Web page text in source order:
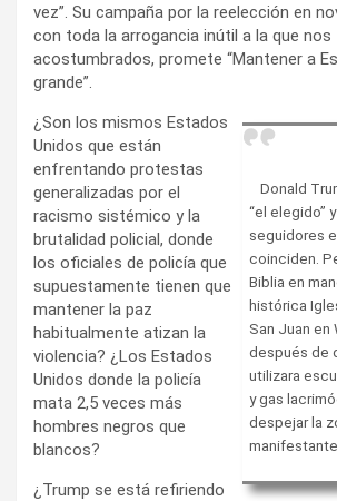
vez”. Su campaña por la reelección en
con toda la arrogancia inútil a la que nos
acostumbrados, promete “Mantener a
grande”.
Donald
“el elegido”
seguidores
coinciden.
Biblia en
histórica
San Juan en
después de
utilizara
y gas
despejar la
¿Son los mismos Estados
Unidos que están
enfrentando protestas
generalizadas por el
racismo sistémico y la
brutalidad policial, donde
los oficiales de policía que
supuestamente tienen que
mantener la paz
habitualmente atizan la
violencia? ¿Los Estados
Unidos donde la policía
mata 2,5 veces más
hombres negros que
blancos?
¿Trump se está refiriendo